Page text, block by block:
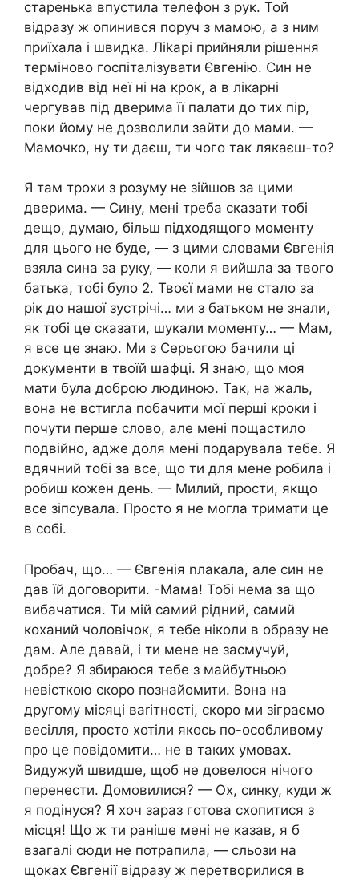
старенька впустила телефон з рук. Той
відразу ж опинився поруч з мамою, а з ним
приїхала і швидка. Ліkарі прийняли рішення
терміново госпіталізувати Євгенію. Син не
відходив від неї ні на крок, а в лікарні
чергував під дверима її палати до тих пір,
поки йому не дозволили зайти до мами. —
Мамочко, ну ти даєш, ти чого так лякаєш-то?
Я там трохи з розуму не зійшов за цими
дверима. — Сину, мені треба сказати тобі
дещо, думаю, більш підходящого моменту
для цього не буде, — з цими словами Євгенія
взяла сина за руку, — коли я вийшла за твого
батька, тобі було 2. Твоєї мами не стало за
рік до нашої зустрічі… ми з батьком не знали,
як тобі це сказати, шукали моменту… — Мам,
я все це знаю. Ми з Серьогою бачили ці
документи в твоїй шафці. Я знаю, що моя
мати була доброю людиною. Так, на жаль,
вона не встигла побачити мої перші кроки і
почути перше слово, але мені пощастило
подвійно, адже доля мені подарувала тебе. Я
вдячний тобі за все, що ти для мене робила і
робиш кожен день. — Милий, прости, якщо
все зіпсувала. Просто я не могла тримати це
в собі.
Пробач, що… — Євгенія nлакала, але син не
дав їй договорити. -Мама! Тобі нема за що
вибачатися. Ти мій самий рідний, самий
коханий чоловічок, я тебе ніколи в образу не
дам. Але давай, і ти мене не засмучуй,
добре? Я збираюся тебе з майбутньою
невісткою скоро познайомити. Вона на
другому місяці ваrітності, скоро ми зіграємо
весілля, просто хотіли якось по-особливому
про це повідомити… не в таких умовах.
Видужуй швидше, щоб не довелося нічого
перенести. Домовилися? — Ох, синку, куди ж
я подінуся? Я хоч зараз готова схопитися з
місця! Що ж ти раніше мені не казав, я б
взагалі сюди не потрапила, — сльози на
щоках Євгенії відразу ж перетворилися в